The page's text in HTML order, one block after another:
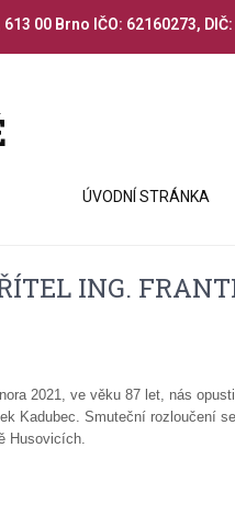
00 Brno IČO: 62160273,
ÚVODNÍ STRÁNKA
ING.
2021, ve věku 87 let, nás
Kadubec. Smuteční rozloučení
Husovicích.